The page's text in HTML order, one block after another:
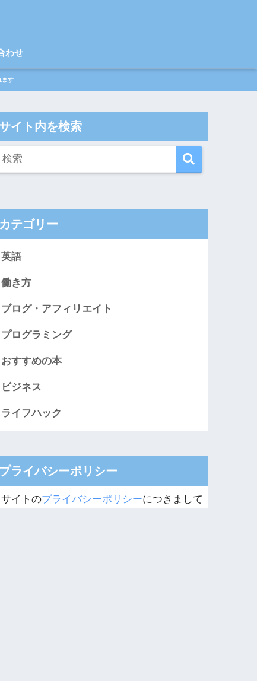
わせ
ます
サイト内を検索
カテゴリー
英語
働き方
ブログ・アフィリエイト
プログラミング
おすすめの本
ビジネス
ライフハック
プライバシーポリシー
イトのプライバシーポリシーにつきまして